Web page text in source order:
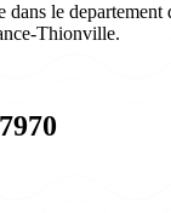
dans le
Thionville.